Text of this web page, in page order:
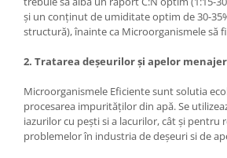
și un conținut de umiditate optim de 30-
structură), înainte ca Microorganismele să
2. Tratarea deșeurilor și apelor
Microorganismele Eficiente sunt solutia
procesarea impurităţilor din apă. Se
iazurilor cu peşti si a lacurilor, cât şi pentru
problemelor în industria de deşeuri si de